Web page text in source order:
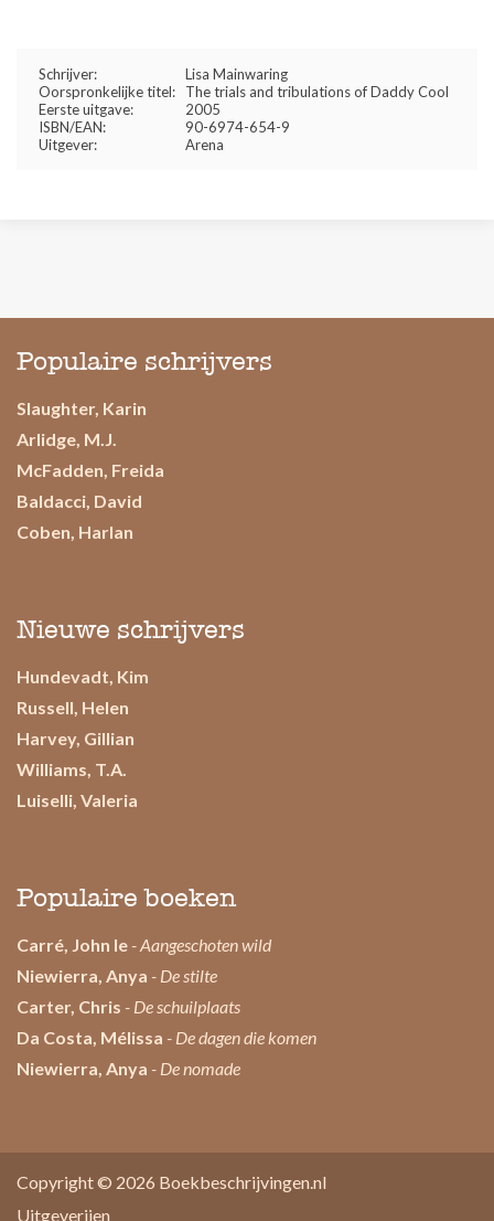
Schrijver:
Lisa Mainwaring
Oorspronkelijke titel:
The trials and tribulations of Daddy Cool
Eerste uitgave:
2005
ISBN/EAN:
90-6974-654-9
Uitgever:
Arena
Populaire schrijvers
Slaughter, Karin
Arlidge, M.J.
McFadden, Freida
Baldacci, David
Coben, Harlan
Nieuwe schrijvers
Hundevadt, Kim
Russell, Helen
Harvey, Gillian
Williams, T.A.
Luiselli, Valeria
Populaire boeken
Carré, John le - Aangeschoten wild
Niewierra, Anya - De stilte
Carter, Chris - De schuilplaats
Da Costa, Mélissa - De dagen die komen
Niewierra, Anya - De nomade
Copyright © 2026 Boekbeschrijvingen.nl
Uitgeverijen